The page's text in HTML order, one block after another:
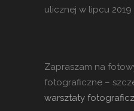
ulicznej w lipcu 2019
Zapraszam na
fotograficzne –
warsztaty